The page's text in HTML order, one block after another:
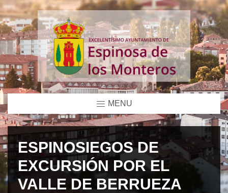
MENU
ESPINOSIEGOS DE
EXCURSIÓN POR EL
VALLE DE BERRUEZA